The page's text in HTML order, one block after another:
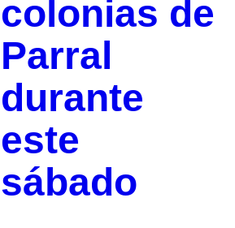
colonias de
Parral
durante
este
sábado